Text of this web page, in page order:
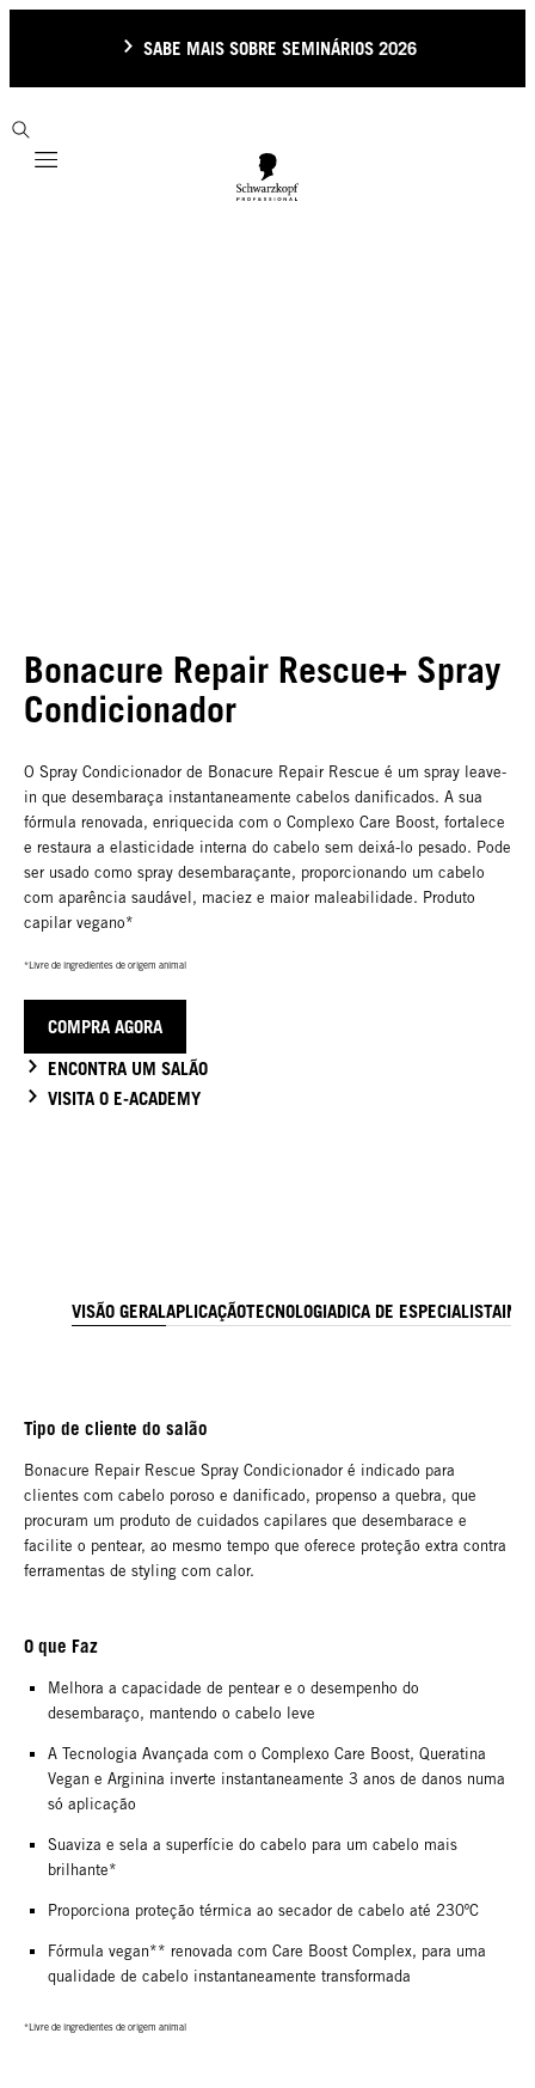
SABE MAIS SOBRE SEMINÁRIOS 2026
Mobile navigation
Bonacure Repair Rescue+ Spray
Condicionador
O Spray Condicionador de Bonacure Repair Rescue é um spray leave-
in que desembaraça instantaneamente cabelos danificados. A sua
fórmula renovada, enriquecida com o Complexo Care Boost, fortalece
e restaura a elasticidade interna do cabelo sem deixá-lo pesado. Pode
ser usado como spray desembaraçante, proporcionando um cabelo
com aparência saudável, maciez e maior maleabilidade. Produto
capilar vegano*
*Livre de ingredientes de origem animal
COMPRA AGORA
ENCONTRA UM SALÃO
VISITA O E-ACADEMY
VISÃO GERALAPLICAÇÃOTECNOLOGIADICA DE ESPECIALISTA
Tipo de cliente do salão
Bonacure Repair Rescue Spray Condicionador é indicado para
clientes com cabelo poroso e danificado, propenso a quebra, que
procuram um produto de cuidados capilares que desembarace e
facilite o pentear, ao mesmo tempo que oferece proteção extra contra
ferramentas de styling com calor.
O que Faz
Melhora a capacidade de pentear e o desempenho do
desembaraço, mantendo o cabelo leve
A Tecnologia Avançada com o Complexo Care Boost, Queratina
Vegan e Arginina inverte instantaneamente 3 anos de danos numa
só aplicação
Suaviza e sela a superfície do cabelo para um cabelo mais
brilhante*
Proporciona proteção térmica ao secador de cabelo até 230ºC
Fórmula vegan** renovada com Care Boost Complex, para uma
qualidade de cabelo instantaneamente transformada
*Livre de ingredientes de origem animal